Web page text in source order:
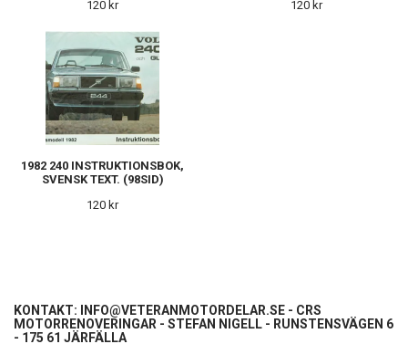
120 kr
120 kr
1982 240 INSTRUKTIONSBOK,
SVENSK TEXT. (98SID)
120 kr
KONTAKT: INFO@VETERANMOTORDELAR.SE - CRS
MOTORRENOVERINGAR - STEFAN NIGELL - RUNSTENSVÄGEN 6
- 175 61 JÄRFÄLLA